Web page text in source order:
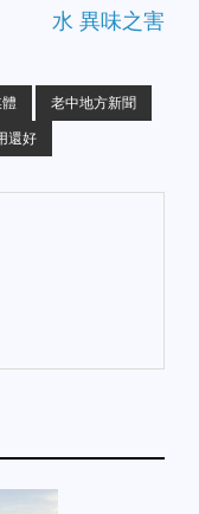
水 異味之害
老中地方新聞
還好